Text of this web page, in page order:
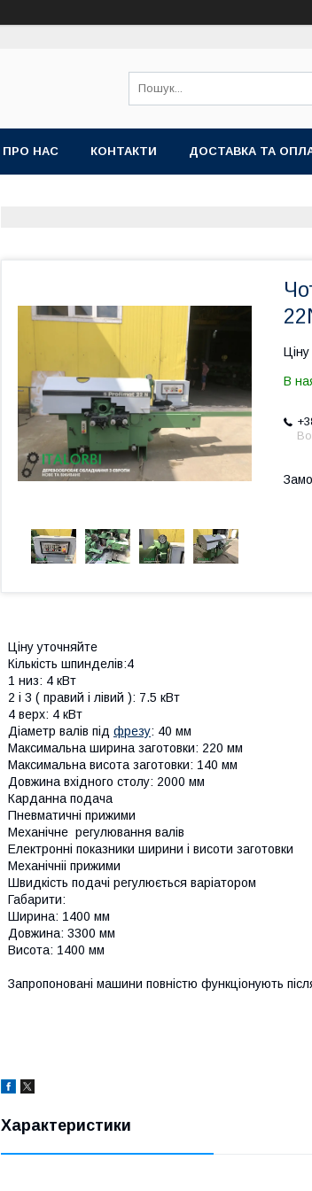
ПРО НАС КОНТАКТИ ДОСТАВКА ТА
В
Ціну уточняйте
Кількість шпинделів:4
1 низ: 4 кВт
2 і 3 ( правий і лівий ): 7.5 кВт
4 верх: 4 кВт
Діаметр валів під фрезу: 40 мм
Максимальна ширина заготовки: 220 мм
Максимальна висота заготовки: 140 мм
Довжина вхідного столу: 2000 мм
Карданна подача
Пневматичні прижими
Механічне регулювання валів
Електронні показники ширини і висоти заготовки
Механічніі прижими
Швидкість подачі регулюється варіатором
Габарити:
Ширина: 1400 мм
Довжина: 3300 мм
Висота: 1400 мм
Запропоновані машини повністю функціонують
Характеристики